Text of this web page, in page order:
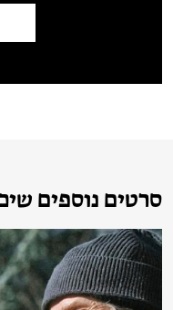
סרטים נוספים